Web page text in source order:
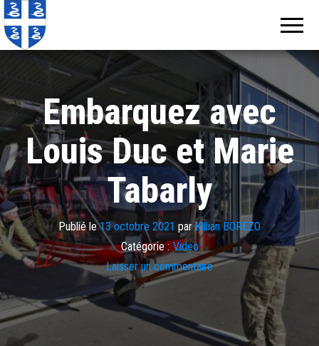
Embarquez avec
Louis Duc et Marie
Tabarly
Publié le13 octobre 2021 parKillian BOREZO
Catégorie : Video
Laisser un commentaire